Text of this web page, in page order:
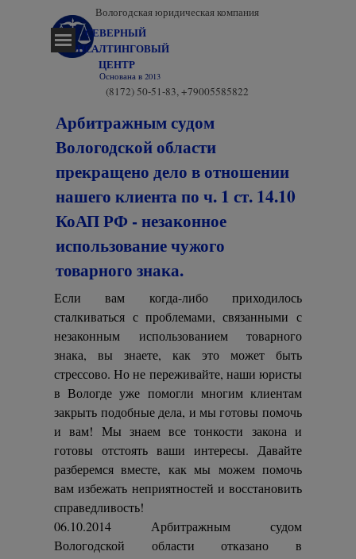
Перейти к контенту
СЕВЕРНЫЙ
КОНСАЛТИНГОВЫЙ
ЦЕНТР
Вологодская юридическая компания
(8172) 50-51-83, +79005585822
Основана в 2013
Пропустить меню
Арбитражным судом
Вологодской области
прекращено дело в отношении
нашего клиента по ч. 1 ст. 14.10
КоАП РФ - незаконное
использование чужого
товарного знака.
Если вам когда-либо приходилось
сталкиваться с проблемами, связанными с
незаконным использованием товарного
знака, вы знаете, как это может быть
стрессово. Но не переживайте, наши юристы
в Вологде уже помогли многим клиентам
закрыть подобные дела, и мы готовы помочь
и вам! Мы знаем все тонкости закона и
готовы отстоять ваши интересы. Давайте
разберемся вместе, как мы можем помочь
вам избежать неприятностей и восстановить
справедливость!
06.10.2014 Арбитражным судом
Вологодской области отказано в